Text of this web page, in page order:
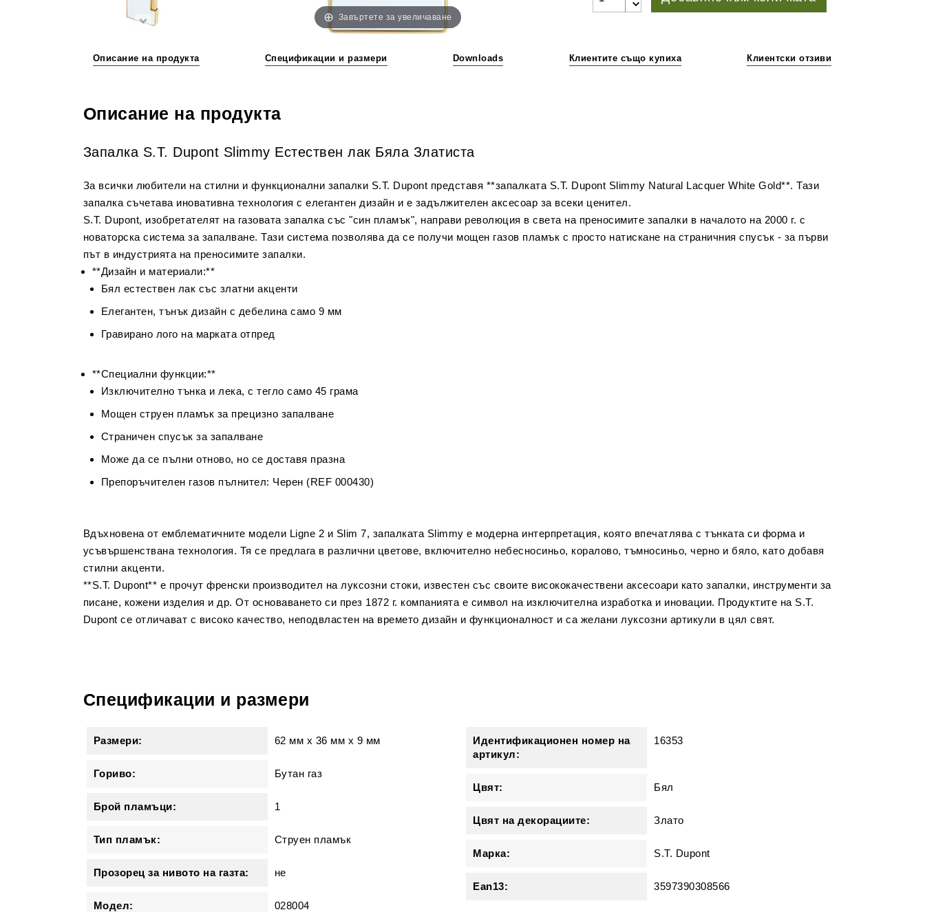
Завъртете за увеличаване
Описание на продукта Спецификации и размери Downloads Клиентите също купиха Клиентски отзиви
Описание на продукта
Запалка S.T. Dupont Slimmy Естествен лак Бяла Златиста
За всички любители на стилни и функционални запалки S.T. Dupont представя **запалката S.T. Dupont Slimmy Natural Lacquer White Gold**. Тази
запалка съчетава иновативна технология с елегантен дизайн и е задължителен аксесоар за всеки ценител.
S.T. Dupont, изобретателят на газовата запалка със "син пламък", направи революция в света на преносимите запалки в началото на 2000 г. с
новаторска система за запалване. Тази система позволява да се получи мощен газов пламък с просто натискане на страничния спусък - за първи
път в индустрията на преносимите запалки.
**Дизайн и материали:**
Бял естествен лак със златни акценти
Елегантен, тънък дизайн с дебелина само 9 мм
Гравирано лого на марката отпред
**Специални функции:**
Изключително тънка и лека, с тегло само 45 грама
Мощен струен пламък за прецизно запалване
Страничен спусък за запалване
Може да се пълни отново, но се доставя празна
Препоръчителен газов пълнител: Черен (REF 000430)
Вдъхновена от емблематичните модели Ligne 2 и Slim 7, запалката Slimmy е модерна интерпретация, която впечатлява с тънката си форма и
усъвършенствана технология. Тя се предлага в различни цветове, включително небесносиньо, коралово, тъмносиньо, черно и бяло, като добавя
стилни акценти.
**S.T. Dupont** е прочут френски производител на луксозни стоки, известен със своите висококачествени аксесоари като запалки, инструменти за
писане, кожени изделия и др. От основаването си през 1872 г. компанията е символ на изключителна изработка и иновации. Продуктите на S.T.
Dupont се отличават с високо качество, неподвластен на времето дизайн и функционалност и са желани луксозни артикули в цял свят.
Спецификации и размери
Размери: 62 мм x 36 мм x 9 мм
Гориво: Бутан газ
Брой пламъци: 1
Тип пламък: Струен пламък
Прозорец за нивото на газта: не
Модел: 028004
Идентификационен номер на
артикул:
16353
Цвят: Бял
Цвят на декорациите: Злато
Марка: S.T. Dupont
Ean13: 3597390308566